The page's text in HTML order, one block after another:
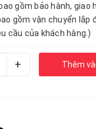
gồm bảo hành, giao
gồm vận chuyển lắp
cầu của khách hàng.)
+ Thêm